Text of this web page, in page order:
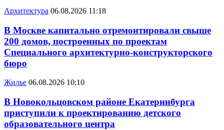
Архитектура 06.08.2026 11:18
В Москве капитально отремонтировали свыше
200 домов, построенных по проектам
Специального архитектурно-конструкторского
бюро
Жилье 06.08.2026 10:10
В Новокольцовском районе Екатеринбурга
приступили к проектированию детского
образовательного центра